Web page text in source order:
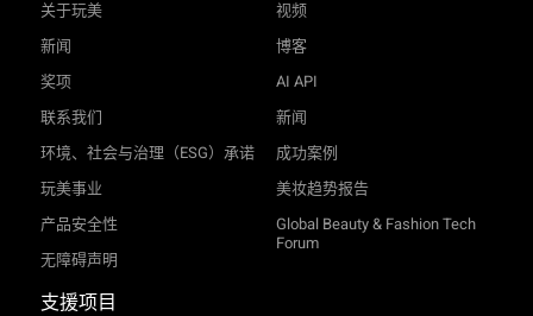
关于玩美
新闻
奖项
联系我们
环境、社会与治理（ESG）承诺
玩美事业
产品安全性
无障碍声明
视频
博客
AI API
新闻
成功案例
美妆趋势报告
Global Beauty & Fashion Tech
Forum
支援项目